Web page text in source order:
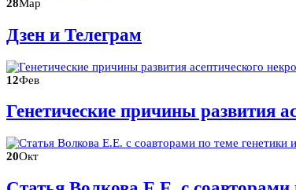
28Мар
Дзен и Телеграм
12Фев
Генетические причины развития
20Окт